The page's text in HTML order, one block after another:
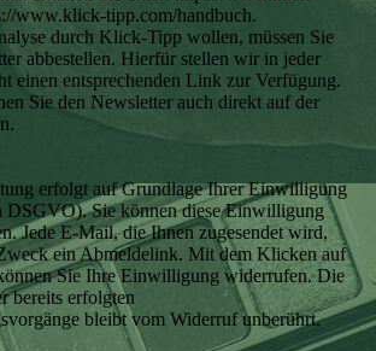
www.klick-tipp.com/handbuch.
durch Klick-Tipp wollen, müssen Sie
abbestellen. Hierfür stellen wir in jeder
einen entsprechenden Link zur Verfügung.
Sie den Newsletter auch direkt auf der
erfolgt auf Grundlage Ihrer Einwilligung
DSGVO). Sie können diese Einwilligung
Jede E-Mail, die Ihnen zugesendet wird,
ein Abmeldelink. Mit dem Klicken auf
Sie Ihre Einwilligung widerrufen. Die
bereits erfolgten
bleibt vom Widerruf unberührt.